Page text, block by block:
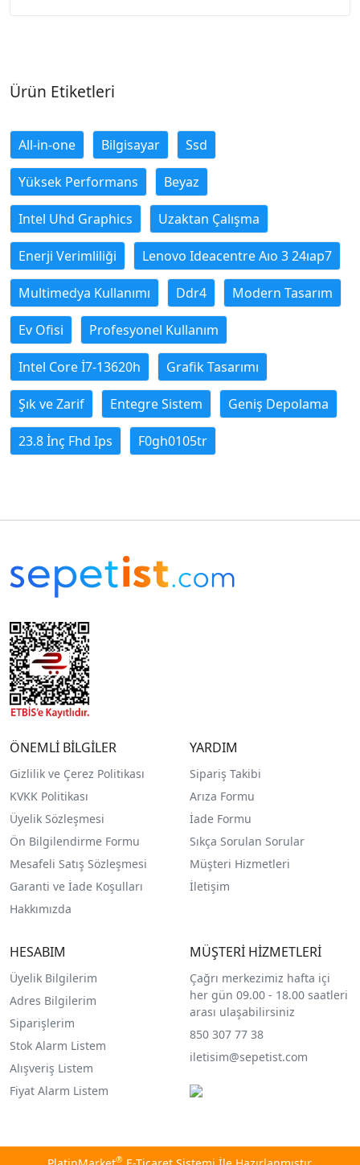
Ürün Etiketleri
All-in-one Bilgisayar Ssd
Yüksek Performans Beyaz
Intel Uhd Graphics Uzaktan Çalışma
Enerji Verimliliği Lenovo Ideacentre Aıo 3 24ıap7
Multimedya Kullanımı Ddr4 Modern Tasarım
Ev Ofisi Profesyonel Kullanım
Intel Core İ7-13620h Grafik Tasarımı
Şık ve Zarif Entegre Sistem Geniş Depolama
23.8 İnç Fhd Ips F0gh0105tr
ÖNEMLİ BİLGİLER
Gizlilik ve Çerez Politikası
KVKK Politikası
Üyelik Sözleşmesi
Ön Bilgilendirme Formu
Mesafeli Satış Sözleşmesi
Garanti ve İade Koşulları
Hakkımızda
YARDIM
Sipariş Takibi
Arıza Formu
İade Formu
Sıkça Sorulan Sorular
Müşteri Hizmetleri
İletişim
HESABIM
Üyelik Bilgilerim
Adres Bilgilerim
Siparişlerim
Stok Alarm Listem
Alışveriş Listem
Fiyat Alarm Listem
MÜŞTERİ HİZMETLERİ
Çağrı merkezimiz hafta içi
her gün 09.00 - 18.00 saatleri
arası ulaşabilirsiniz
850 307 77 38
iletisim@sepetist.com
®